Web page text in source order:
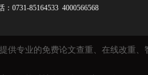
：0731-85164533 4000566568
供专业的免费论文查重 、在线改重、